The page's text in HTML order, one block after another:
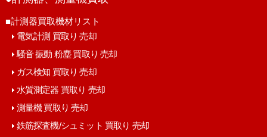
■計測器買取機材リスト
電気計測 買取り 売却
騒音 振動 粉塵 買取り 売却
ガス検知 買取り 売却
水質測定器 買取り 売却
測量機 買取り 売却
鉄筋探査機/シュミット 買取り 売却